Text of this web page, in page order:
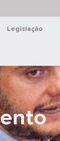
Legislação